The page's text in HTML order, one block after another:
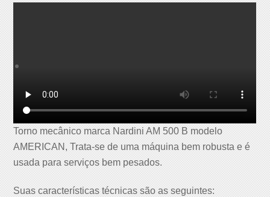
Torno mecânico marca Nardini AM 500 B modelo
AMERICAN, Trata-se de uma máquina bem robusta e é
usada para serviços bem pesados.
Suas características técnicas são as seguintes: